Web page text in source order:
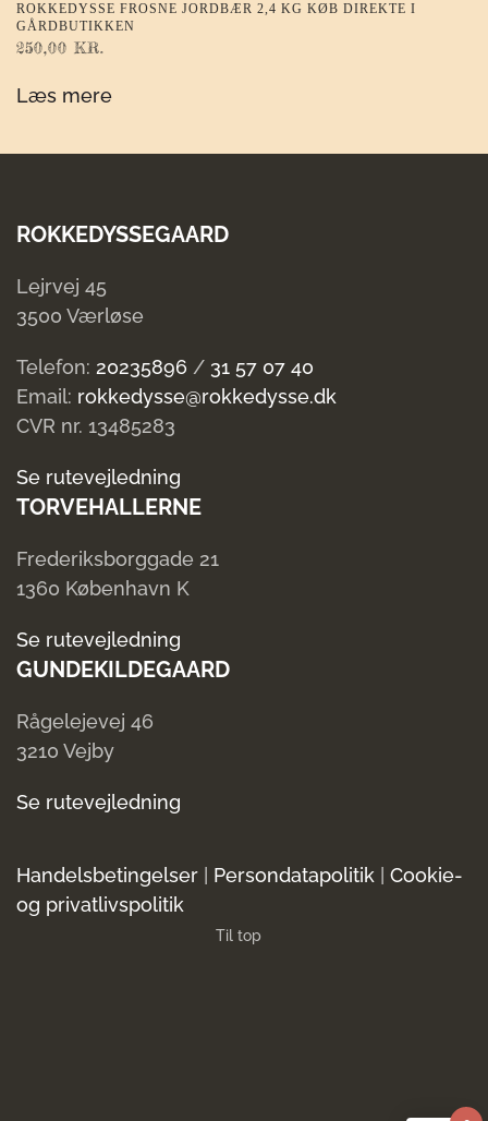
ROKKEDYSSE FROSNE JORDBÆR 2,4 KG KØB DIREKTE I
GÅRDBUTIKKEN
250,00 KR.
Læs mere
ROKKEDYSSEGAARD
Lejrvej 45
3500 Værløse
Telefon: 20235896 / 31 57 07 40
Email: rokkedysse@rokkedysse.dk
CVR nr. 13485283
Se rutevejledning
TORVEHALLERNE
Frederiksborggade 21
1360 København K
Se rutevejledning
GUNDEKILDEGAARD
Rågelejevej 46
3210 Vejby
Se rutevejledning
Handelsbetingelser Persondatapolitik
Cookie-
og privatlivspolitik
Til top